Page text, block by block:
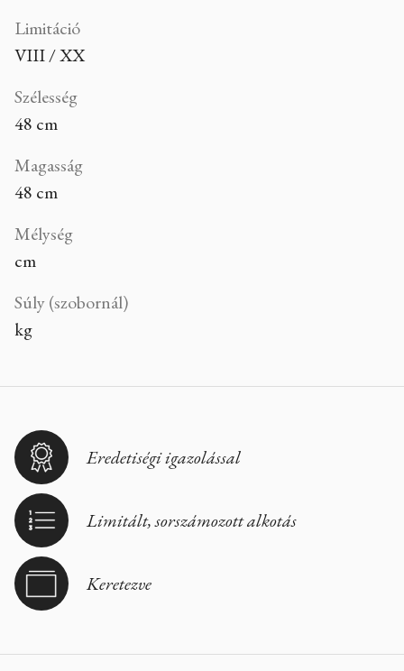
Limitáció
VIII / XX
Szélesség
48 cm
Magasság
48 cm
Mélység
cm
Súly (szobornál)
kg
Eredetiségi igazolással
Limitált, sorszámozott alkotás
Keretezve